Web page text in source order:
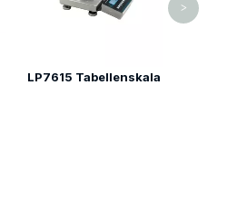
LP7615 Tabellenskala
>